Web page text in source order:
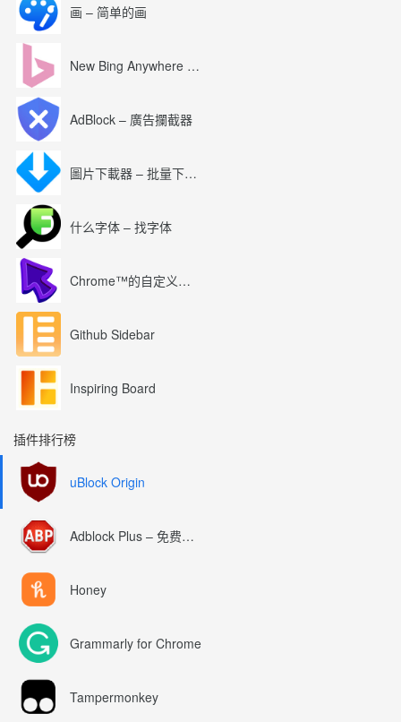
画 – 简单的画
New Bing Anywhere (Bing Chat GPT-4)
AdBlock – 廣告攔截器
圖片下載器 – 批量下載圖片
什么字体 – 找字体
Chrome™的自定义光标
Github Sidebar
Inspiring Board
插件排行榜
uBlock Origin
Adblock Plus – 免费的广告拦截器
Honey
Grammarly for Chrome
Tampermonkey